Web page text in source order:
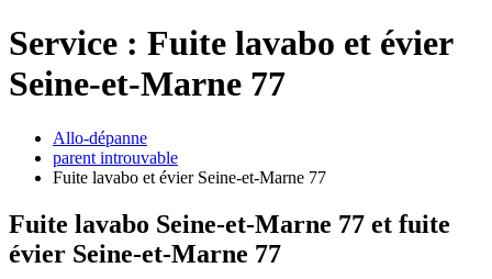
Service : Fuite lavabo et évier
Seine-et-Marne 77
Allo-dépanne
parent introuvable
Fuite lavabo et évier Seine-et-Marne 77
Fuite lavabo Seine-et-Marne 77 et fuite
évier Seine-et-Marne 77